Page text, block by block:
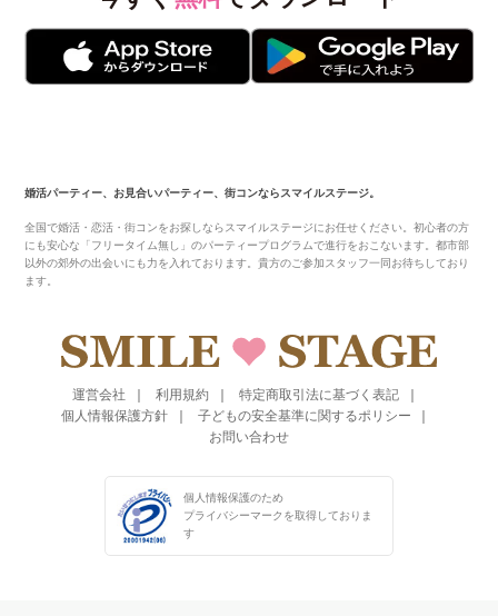
婚活パーティー、お見合いパーティー、街コンならスマイルステージ。
全国で婚活・恋活・街コンをお探しならスマイルステージにお任せください。初心者の方
にも安心な「フリータイム無し」のパーティープログラムで進行をおこないます。都市部
以外の郊外の出会いにも力を入れております。貴方のご参加スタッフ一同お待ちしており
ます。
運営会社 利用規約
特定商取引法に基づく表記
個人情報保護方針
子どもの安全基準に関するポリシー
お問い合わせ
個人情報保護のため
プライバシーマークを取得しておりま
す